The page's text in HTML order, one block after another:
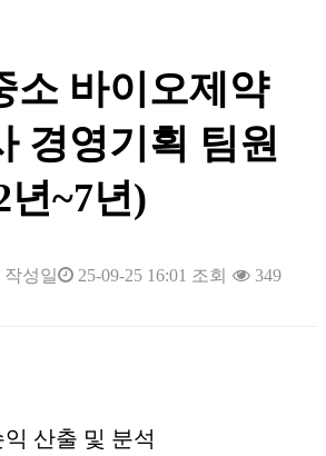
소 바이오제약
경영기획 팀원
년~7년)
작성일 25-09-25 16:01 조회
349
산출 및 분석